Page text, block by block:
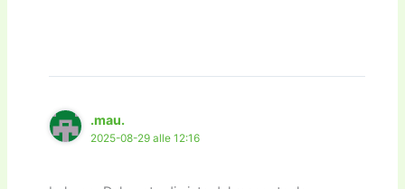
.mau.
2025-08-29 alle 12:16